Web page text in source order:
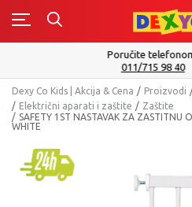
0
Isporuku možete očekivati
Dexy Co Kids | Akcija & Cena Proizvodi
Električni aparati i zaštite
Zaštite
SAFETY 1ST NASTAVAK ZA ZASTITNU
WHITE